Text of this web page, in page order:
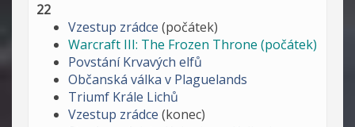
22
Vzestup zrádce (počátek)
Warcraft III: The Frozen Throne (počátek)
Povstání Krvavých elfů
Občanská válka v Plaguelands
Triumf Krále Lichů
Vzestup zrádce (konec)